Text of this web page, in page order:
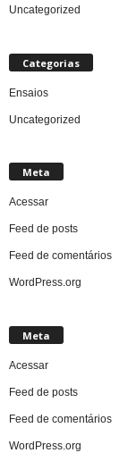
Uncategorized
Categorias
Ensaios
Uncategorized
Meta
Acessar
Feed de posts
Feed de comentários
WordPress.org
Meta
Acessar
Feed de posts
Feed de comentários
WordPress.org